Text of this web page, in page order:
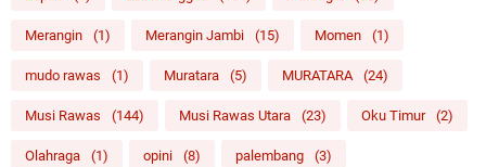
Merangin (1) Merangin Jambi (15) Momen (1)
mudo rawas (1) Muratara (5) MURATARA (24)
Musi Rawas (144) Musi Rawas Utara (23) Oku Timur (2)
Olahraga (1) opini (8) palembang (3)